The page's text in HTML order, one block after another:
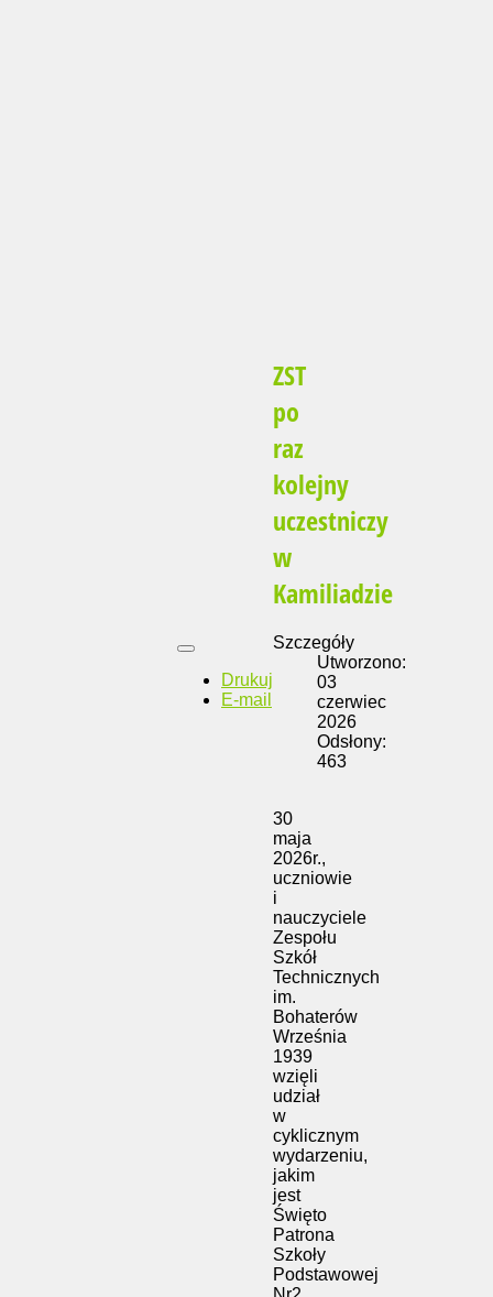
ZST
po
raz
kolejny
uczestniczy
w
Kamiliadzie
Drukuj
E-mail
Szczegóły
Utworzono:
03
czerwiec
2026
Odsłony:
463
30
maja
2026r.,
uczniowie
i
nauczyciele
Zespołu
Szkół
Technicznych
im.
Bohaterów
Września
1939
wzięli
udział
w
cyklicznym
wydarzeniu,
jakim
jest
Święto
Patrona
Szkoły
Podstawowej